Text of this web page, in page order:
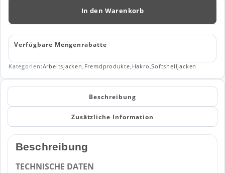
Menge
In den Warenkorb
Verfügbare Mengenrabatte
Kategorien:Arbeitsjacken, Fremdprodukte, Hakro,Softshelljacken
Beschreibung
Zusätzliche Information
Beschreibung
TECHNISCHE DATEN